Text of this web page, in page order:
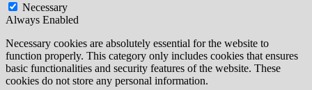
Necessary
Always Enabled
Necessary cookies are absolutely essential for the website to
function properly. This category only includes cookies that ensures
basic functionalities and security features of the website. These
cookies do not store any personal information.